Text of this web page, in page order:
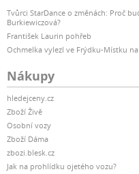
Tvůrci StarDance o změnách: Proč
Burkiewiczová?
František Laurin pohřeb
Ochmelka vylezl ve Frýdku-Místku
Nákupy
hledejceny.cz
Zboží Živě
Osobní vozy
Zboží Dáma
zbozi.blesk.cz
Jak na prohlídku ojetého vozu?